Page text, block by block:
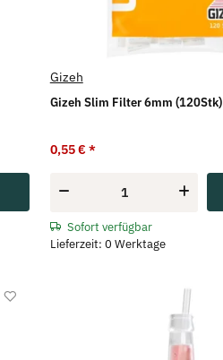
Gizeh
Gizeh Slim Filter 6mm (120Stk)
0,55 € *
Sofort verfügbar
Lieferzeit: 0 Werktage